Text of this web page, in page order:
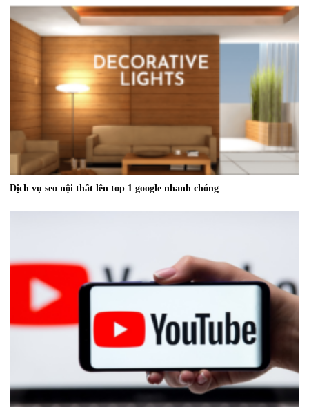
Dịch vụ seo nội thất lên top 1 google nhanh chóng